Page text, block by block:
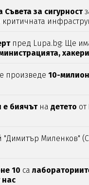
Съвета за сигурност
критичната
пред Lupa.bg: Ще
хакери
произведе10-
е биячът на детето от
"Димитър Миленков"
10 са
нас